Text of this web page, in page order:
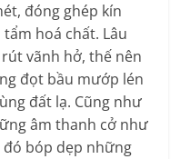
đóng ghép kín
hoá chất. Lâu
vãnh hở, thế nên
đọt bầu mướp lén
đất lạ. Cũng như
âm thanh cở như
bóp dẹp những